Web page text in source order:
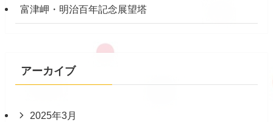
富津岬・明治百年記念展望塔
アーカイブ
2025年3月